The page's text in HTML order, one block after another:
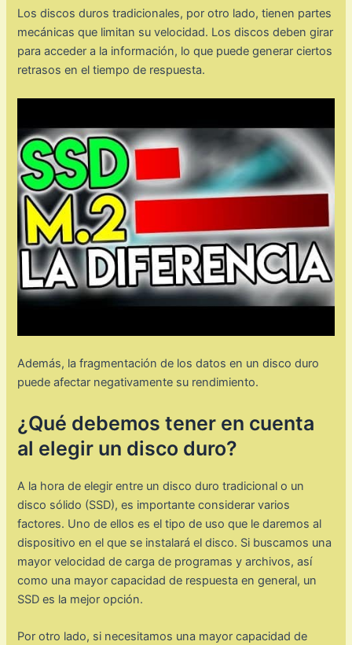
Los discos duros tradicionales, por otro lado, tienen partes
mecánicas que limitan su velocidad. Los discos deben girar
para acceder a la información, lo que puede generar ciertos
retrasos en el tiempo de respuesta.
Además, la fragmentación de los datos en un disco duro
puede afectar negativamente su rendimiento.
¿Qué debemos tener en cuenta
al elegir un disco duro?
A la hora de elegir entre un disco duro tradicional o un
disco sólido (SSD), es importante considerar varios
factores. Uno de ellos es el tipo de uso que le daremos al
dispositivo en el que se instalará el disco. Si buscamos una
mayor velocidad de carga de programas y archivos, así
como una mayor capacidad de respuesta en general, un
SSD es la mejor opción.
Por otro lado, si necesitamos una mayor capacidad de